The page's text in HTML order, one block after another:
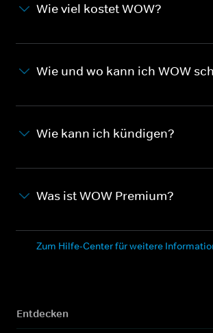
Wie viel kostet WOW?
Wie und wo kann ich WOW
Wie kann ich kündigen?
Was ist WOW Premium?
Zum Hilfe-Center für weitere
Entdecken